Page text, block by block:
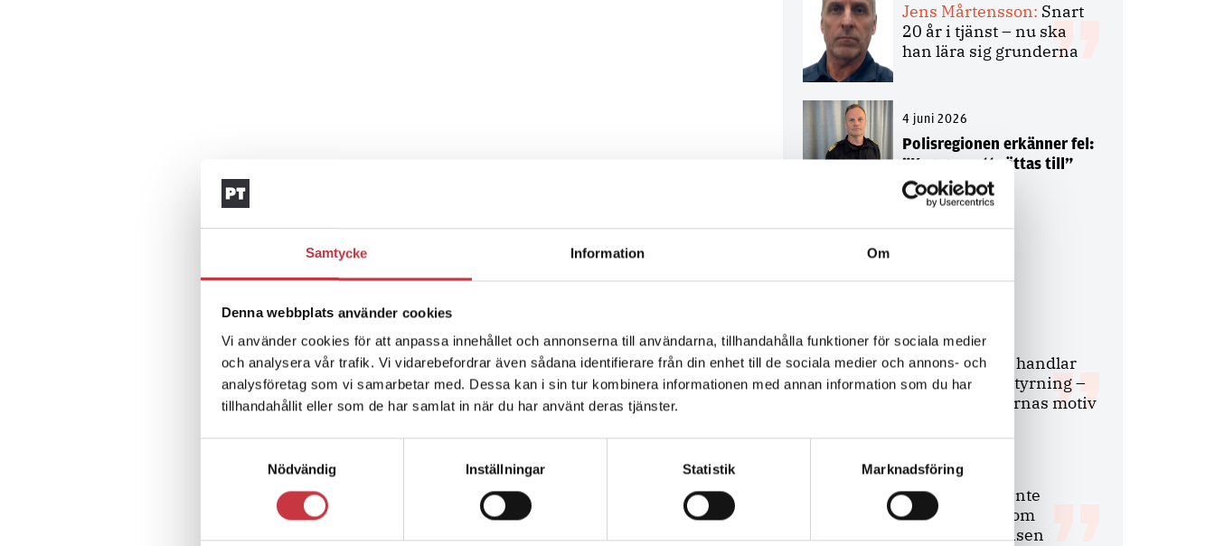
Samtycke Information Om
Denna webbplats använder cookies
Vi använder cookies för att anpassa innehållet och annonserna till användarna, tillhandahålla funktioner för sociala medier
och analysera vår trafik. Vi vidarebefordrar även sådana identifierare från din enhet till de sociala medier och annons- och
analysföretag som vi samarbetar med. Dessa kan i sin tur kombinera informationen med annan information som du har
tillhandahållit eller som de har samlat in när du har använt deras tjänster.
Nödvändig
Inställningar Statistik Marknadsföring
Jens Mårtensson: Snart
20 år i tjänst – nu ska
han lära sig grunderna
4 juni 2026
Polisregionen erkänner fel:
”Kommer att rättas till”
Debatt
9 juli 2026
Slutreplik:Det handlar
om kunskapsstyrning –
inte om forskarnas motiv
8 juli 2026
Replik:
Det är inte
evidenskrav som
bakbinder polisen